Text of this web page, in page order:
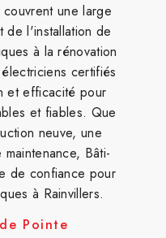
une large
de l'installation de
à la rénovation
certifiés
et efficacité pour
et fiables. Que
neuve, une
Bâti-
de confiance pour
à Rainvillers.
Pointe